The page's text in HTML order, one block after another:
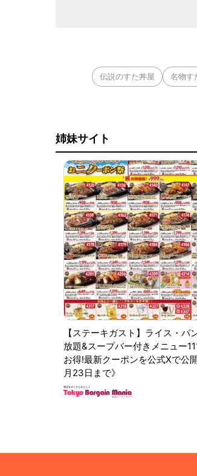
伝説のすた丼屋 名物す
姉妹サイト
【ステーキガスト】ライス・パ
放題&スープバー付きメニュー
お得!最新クーポンを公式Xで公
月23日まで》